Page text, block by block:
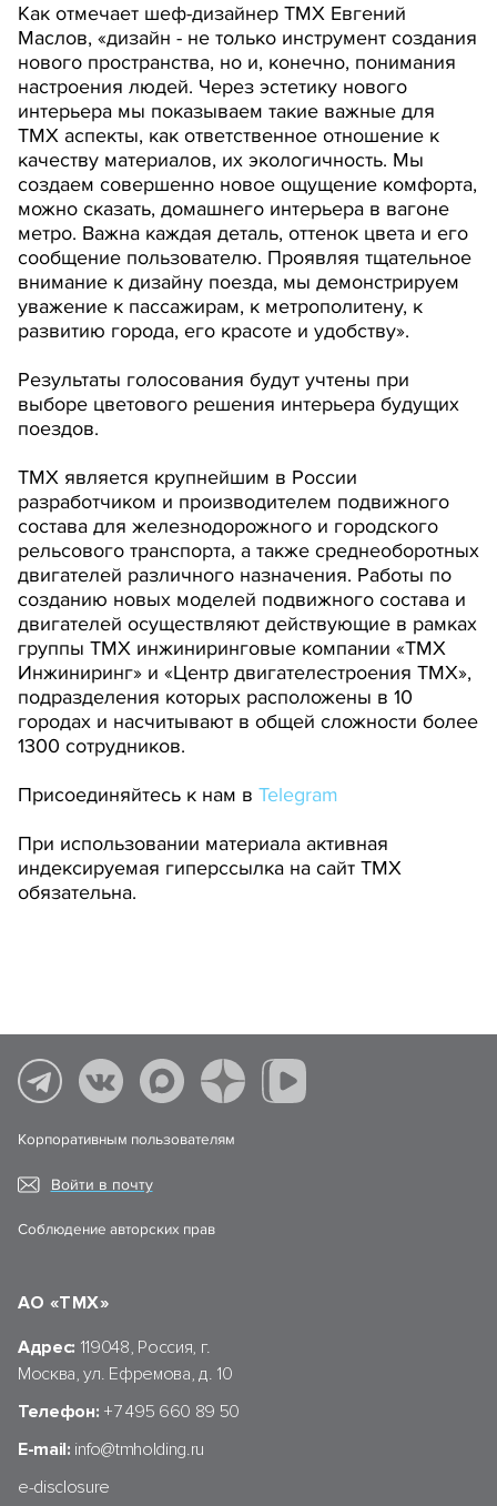
Как отмечает шеф-дизайнер ТМХ Евгений
Маслов, «дизайн - не только инструмент создания
нового пространства, но и, конечно, понимания
настроения людей. Через эстетику нового
интерьера мы показываем такие важные для
ТМХ аспекты, как ответственное отношение к
качеству материалов, их экологичность. Мы
создаем совершенно новое ощущение комфорта,
можно сказать, домашнего интерьера в вагоне
метро. Важна каждая деталь, оттенок цвета и его
сообщение пользователю. Проявляя тщательное
внимание к дизайну поезда, мы демонстрируем
уважение к пассажирам, к метрополитену, к
развитию города, его красоте и удобству».
Результаты голосования будут учтены при
выборе цветового решения интерьера будущих
поездов.
ТМХ является крупнейшим в России
разработчиком и производителем подвижного
состава для железнодорожного и городского
рельсового транспорта, а также среднеоборотных
двигателей различного назначения. Работы по
созданию новых моделей подвижного состава и
двигателей осуществляют действующие в рамках
группы ТМХ инжиниринговые компании «ТМХ
Инжиниринг» и «Центр двигателестроения ТМХ»,
подразделения которых расположены в 10
городах и насчитывают в общей сложности более
1300 сотрудников.
Присоединяйтесь к нам в Telegram
При использовании материала активная
индексируемая гиперссылка на сайт ТМХ
обязательна.
Корпоративным пользователям
Войти в почту
Соблюдение авторских прав
АО «ТМХ»
Адрес: 119048, Россия, г.
Москва, ул. Ефремова, д. 10
Телефон: +7 495 660 89 50
E-mail: info@tmholding.ru
e-disclosure